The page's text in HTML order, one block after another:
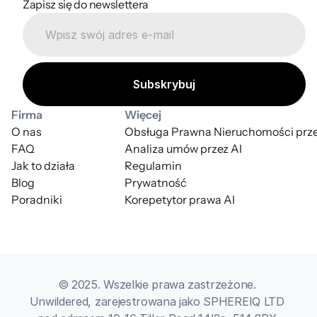
Zapisz się do newslettera
Firma
O nas
FAQ
Jak to działa
Blog
Poradniki
Więcej
Regulamin
Analiza umów przez AI
Korepetytor prawa AI
Prywatność
Obsługa Prawna Nieruchomości
© 2025. Wszelkie prawa zastrzeżone.
Unwildered, zarejestrowana jako SPHEREIQ LTD